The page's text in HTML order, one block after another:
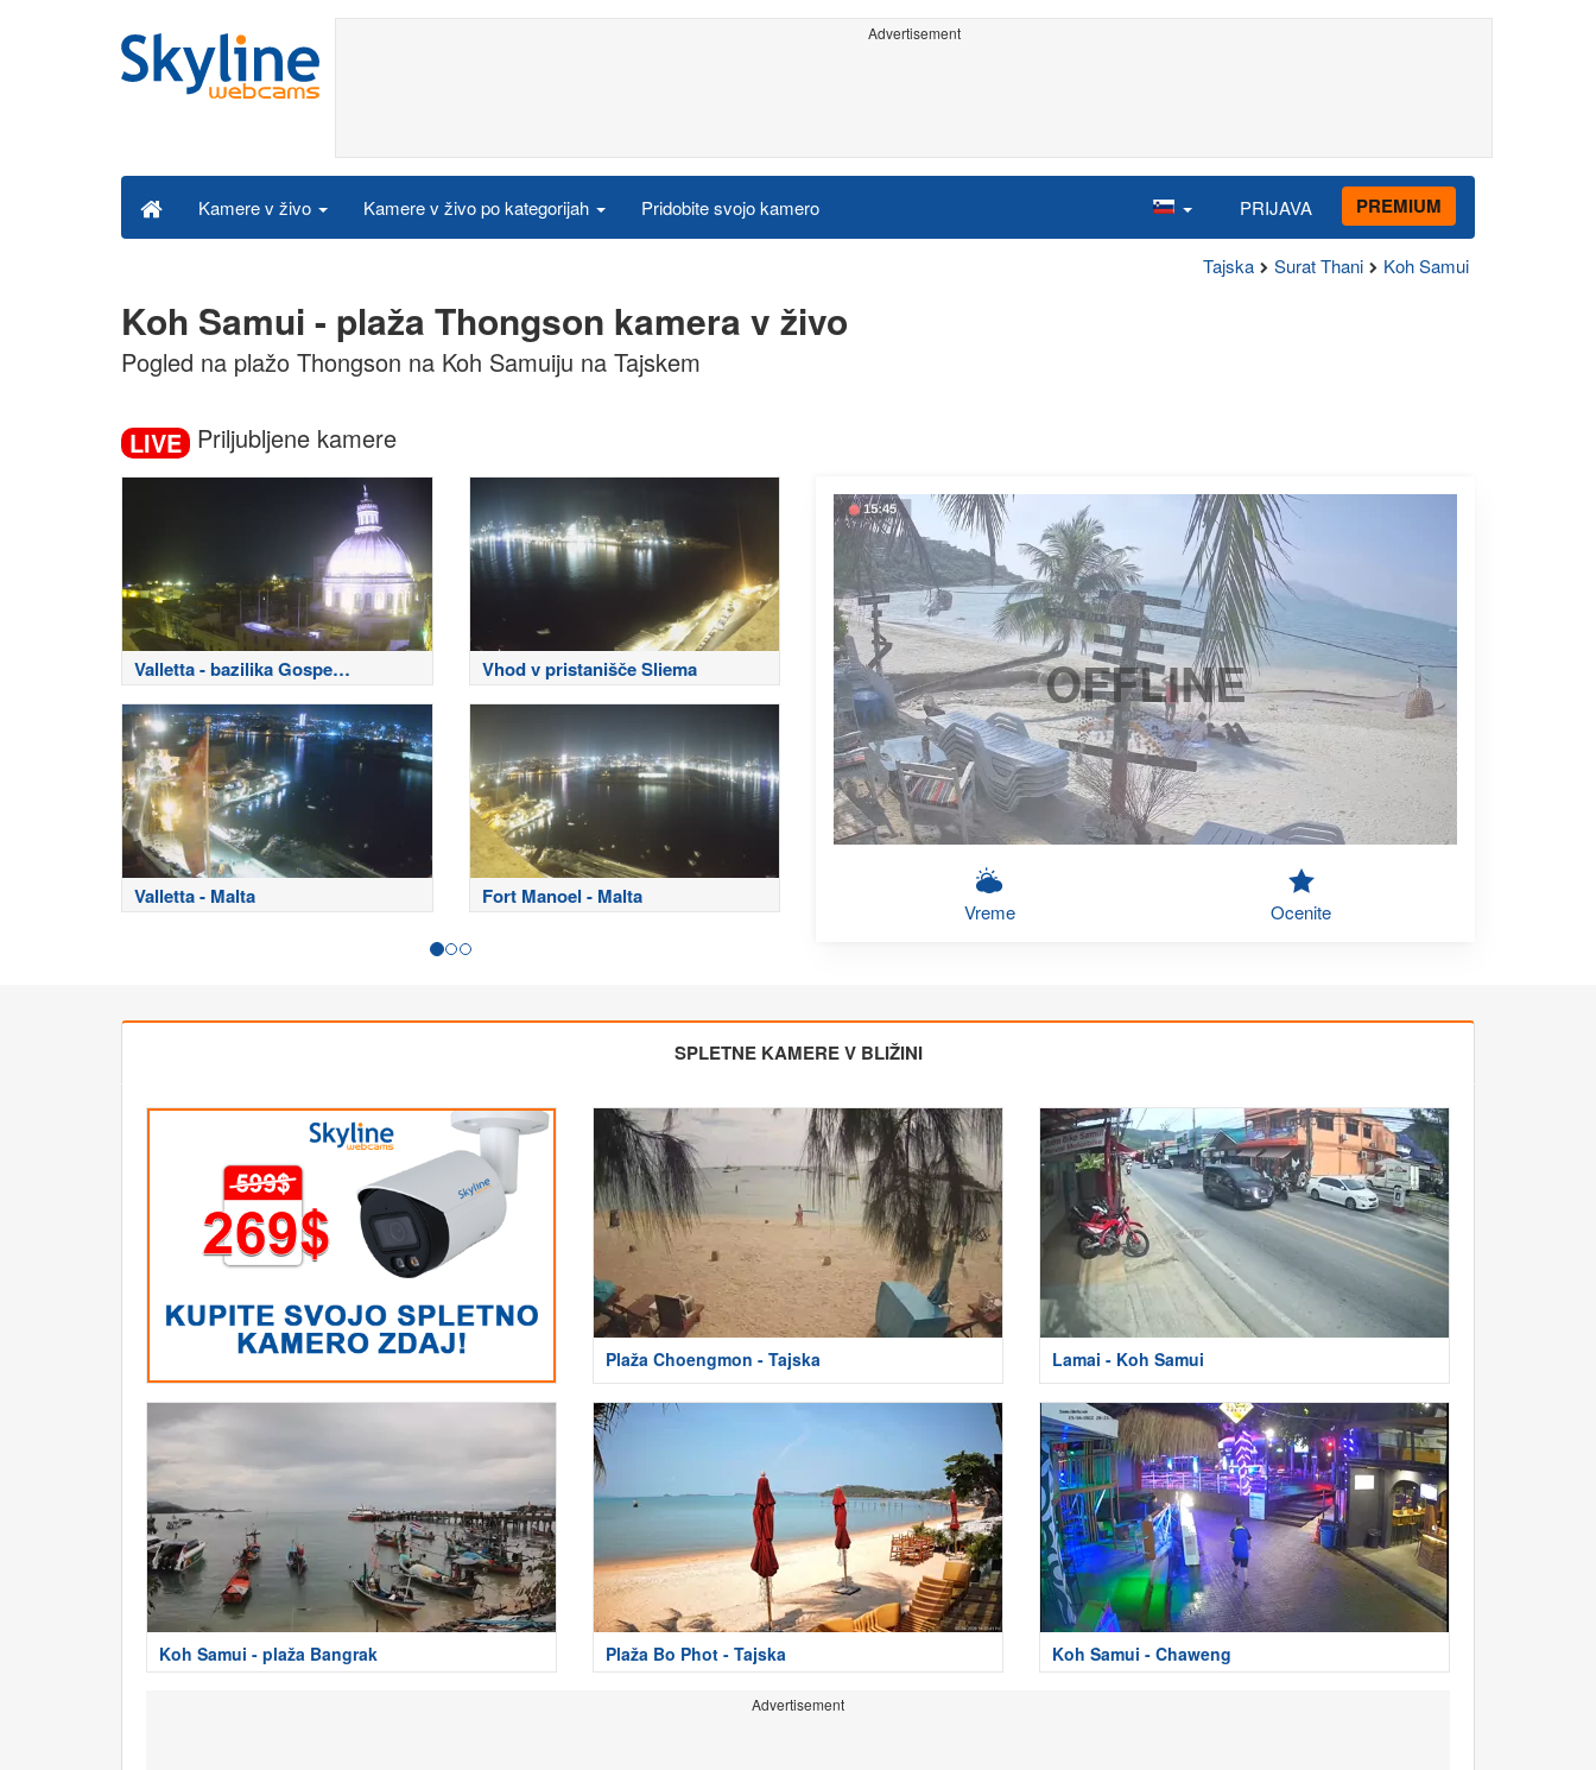
Advertisement
Kamere v živo Kamere v živo po kategorijah Pridobite svojo kamero PRIJAVA PREMIUM
Tajska Surat Thani Koh Samui
Koh Samui - plaža Thongson kamera v živo
Pogled na plažo Thongson na Koh Samuiju na Tajskem
LIVE Priljubljene kamere
Valletta - bazilika Gospe
Karmelske
Vhod v pristanišče Sliema
Valletta - Malta Fort Manoel - Malta
OFFLINE
Vreme Ocenite
SPLETNE KAMERE V BLIŽINI
Plaža Choengmon - Tajska Lamai - Koh Samui
Koh Samui - plaža Bangrak Plaža Bo Phot - Tajska Koh Samui - Chaweng
Advertisement